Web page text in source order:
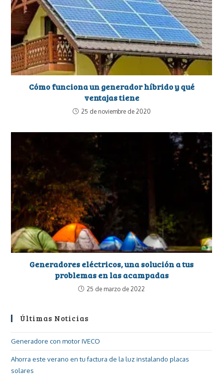
Cómo funciona un generador híbrido y qué
ventajas tiene
25 de noviembre de 2020
Generadores eléctricos, una solución a tus
problemas en las acampadas
25 de marzo de 2022
Últimas Noticias
Generadore con motor IVECO
Ahorra este verano en tu factura de la luz instalando placas
solares